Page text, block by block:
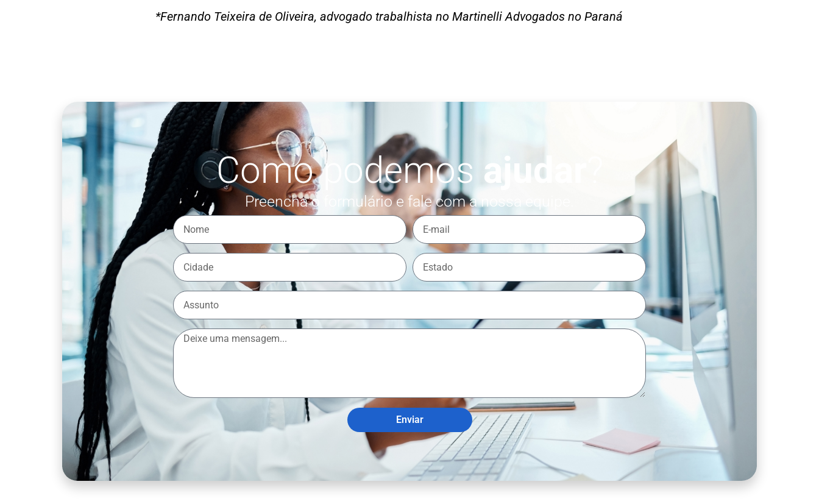
*Fernando Teixeira de Oliveira, advogado trabalhista no Martinelli Advogados no Paraná
Como podemos ajudar
Preencha o formulário e fale com a nossa equipe.
Enviar